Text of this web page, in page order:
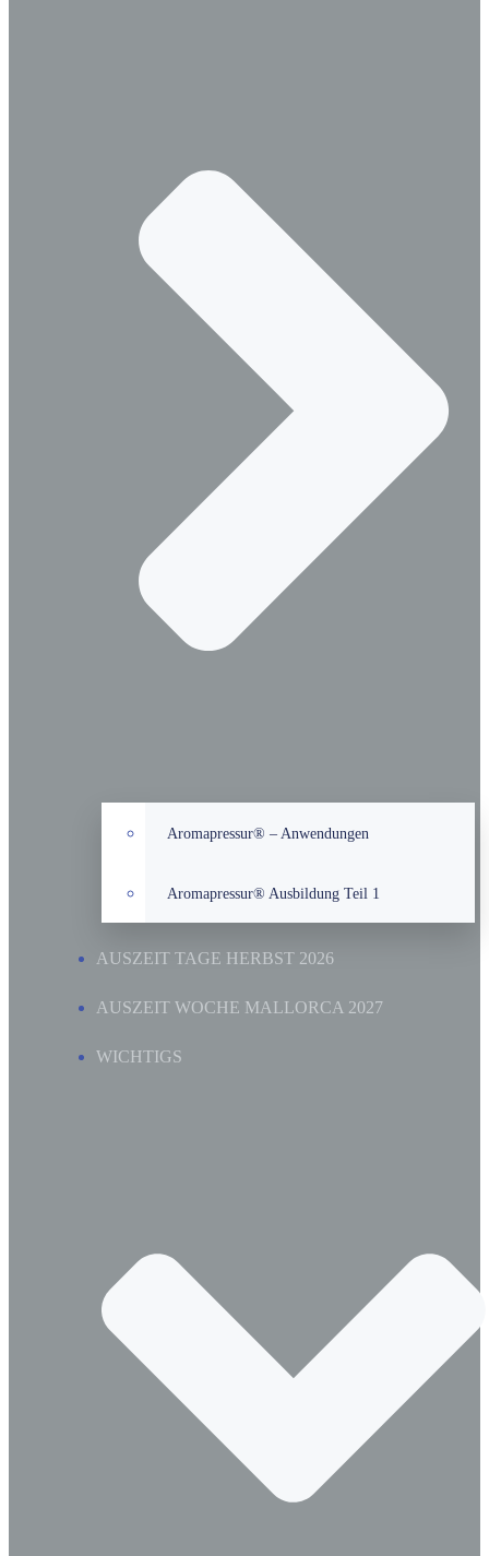
Aromapressur® – Anwendungen
Aromapressur® Ausbildung Teil 1
AUSZEIT TAGE HERBST 2026
AUSZEIT WOCHE MALLORCA 2027
WICHTIGS